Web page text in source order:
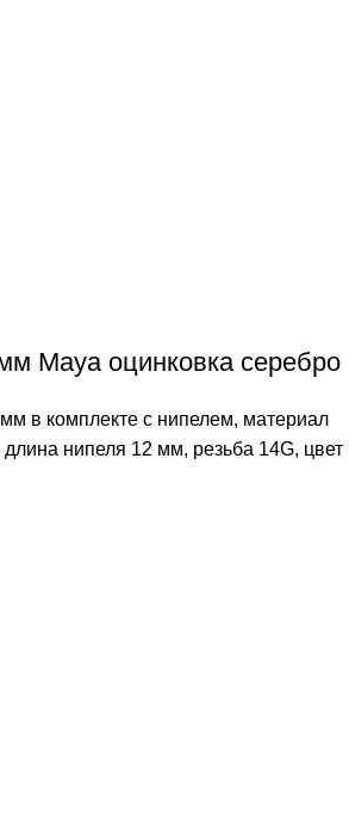
Maya оцинковка серебро
в комплекте с нипелем, материал
нипеля 12 мм, резьба 14G, цвет